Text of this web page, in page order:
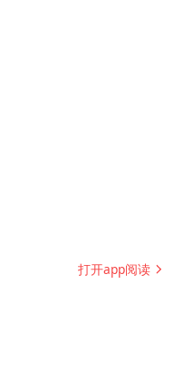
打开app阅读